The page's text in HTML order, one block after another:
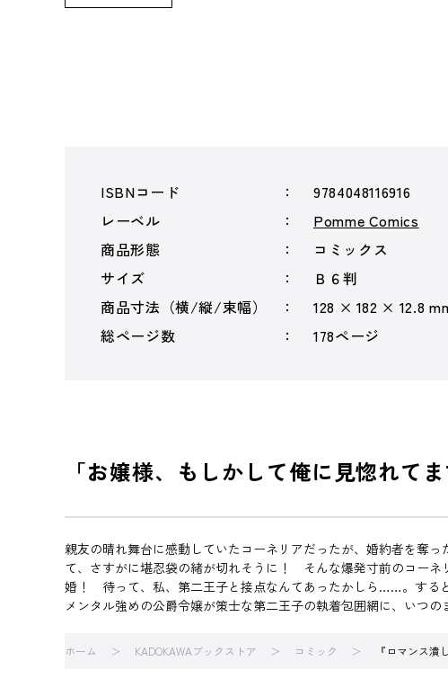
ISBNコード
9784048116916
レーベル
Pomme Comics
商品形態
コミックス
サイズ
Ｂ６判
商品寸法（横/縦/束幅）
128 × 182 × 12.8
総ページ数
178ページ
「お嬢様、もしかして俺に見惚れて
親友の晴れ舞台に感動していたコーネリアだったが、婚約者を奪
て、さすがに堪忍袋の緒が切れそうに！ そんな爆発寸前のコー
婚！ 待って、私、第二王子と接点なんてあったかしら……。す
メンタル強めの公爵令嬢が策士な第二王子の執着包囲網に、いつ
ホーム KADOKAWAブックストア コミック 『ロマンス潰